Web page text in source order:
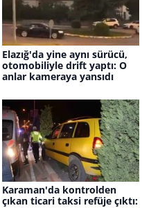
Elazığ'da yine aynı sürücü,
otomobiliyle drift yaptı: O
anlar kameraya yansıdı
Karaman'da kontrolden
çıkan ticari taksi refüje çıktı: